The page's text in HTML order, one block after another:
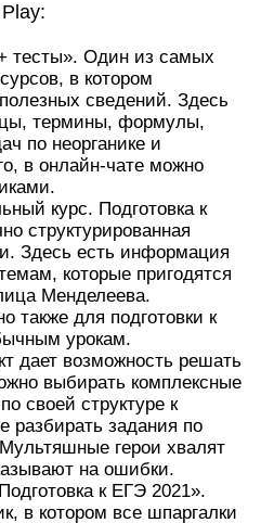
тесты». Один из самых
в котором
сведений. Здесь
термины, формулы,
по неорганике и
в онлайн-чате можно
курс. Подготовка к
структурированная
Здесь есть информация
которые пригодятся
Менделеева.
также для подготовки к
урокам.
дает возможность решать
выбирать комплексные
своей структуре к
разбирать задания по
герои хвалят
на ошибки.
к ЕГЭ 2021».
в котором все шпаргалки